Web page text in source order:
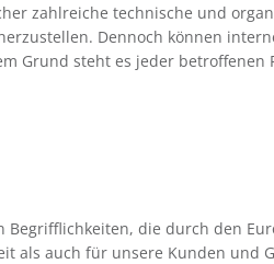
zahlreiche technische und
Dennoch können
Grund steht es jeder
die durch den
als auch für unsere Kunden